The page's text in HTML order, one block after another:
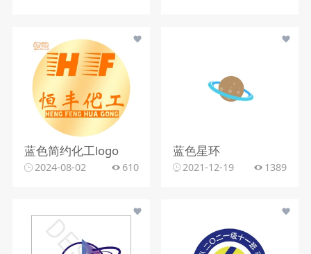
蓝色简约化工logo
2024-08-02 610
蓝色星环
2021-12-19 1389